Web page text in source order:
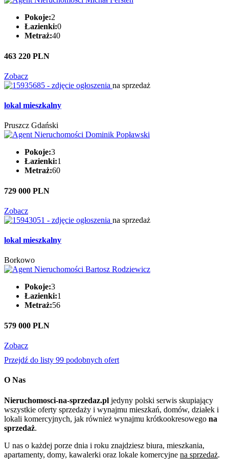
Pokoje:2
Łazienki:0
Metraż:40
463 220 PLN
Zobacz
na sprzedaż
lokal mieszkalny
Pruszcz Gdański
Pokoje:3
Łazienki:1
Metraż:60
729 000 PLN
Zobacz
na sprzedaż
lokal mieszkalny
Borkowo
Pokoje:3
Łazienki:1
Metraż:56
579 000 PLN
Zobacz
Przejdź do listy 99 podobnych ofert
O Nas
Nieruchomosci-na-sprzedaz.pl jedyny polski serwis skupiający
wszystkie oferty sprzedaży i wynajmu mieszkań, domów, działek i
lokali komercyjnych, jak również wynajmu krótkookresowego na
sprzedaż.
U nas o każdej porze dnia i roku znajdziesz biura, mieszkania,
apartamenty, domy, kawalerki oraz lokale komercyjne na sprzedaż.